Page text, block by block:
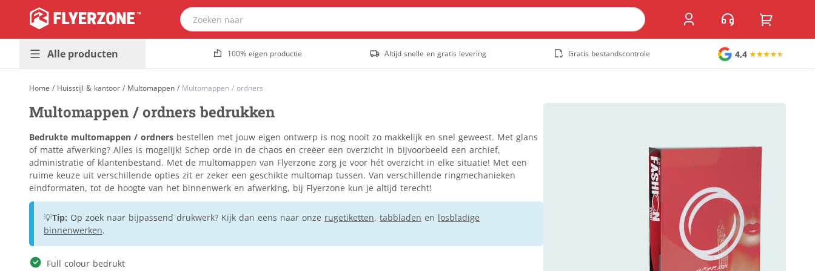
Alle producten
buitenreclame
Promotiedrukwerk
Huisstijl &
kantoor
Horeca &
evenement
Stickers &
etiketten
Verpakkingen &
relatiegeschenken
Dibond
Populair
Foamboard
Forex
Populair
Gevelreclame
Golfkarton
Kanaalplaat
Makelaarsborden
Naambordjes
Stoepborden
Tuinposter
Staande banners
Outdoor rollup banners
Rollup banners
Populair
X-banners
Vlaggen en accessoires
Sandwichborden
100% eigen productie Altijd snelle en gratis levering Gratis bestandscontrole 4,4
Home / Huisstijl & kantoor / Multomappen / Multomappen / ordners
Multomappen / ordners bedrukken
Bedrukte multomappen / ordners bestellen met jouw eigen ontwerp is nog nooit zo makkelijk en snel geweest. Met glans
of matte afwerking? Alles is mogelijk! Schep orde in de chaos en creëer een overzicht in bijvoorbeeld een archief,
administratie of klantenbestand. Met de multomappen van Flyerzone zorg je voor hét overzicht in elke situatie! Met een
ruime keuze uit verschillende opties zit er zeker een geschikte multomap tussen. Van verschillende ringmechanieken
eindformaten, tot de hoogte van het binnenwerk en afwerking, bij Flyerzone kun je altijd terecht!
💡Tip: Op zoek naar bijpassend drukwerk? Kijk dan eens naar onze rugetiketten, tabbladen en losbladige
binnenwerken.
Full colour bedrukt